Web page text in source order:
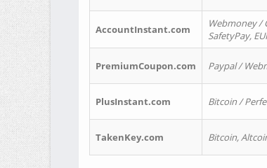
AccountInstant.com
Webmoney /
SafetyPay,
PremiumCoupon.com Paypal /
PlusInstant.com Bitcoin /
TakenKey.com Bitcoin,